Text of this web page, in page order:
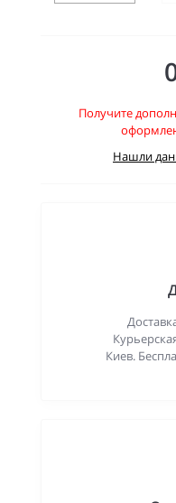
Получите
Нашли
Киев.